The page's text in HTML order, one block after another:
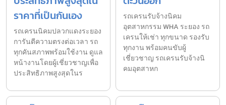
ราคาที่เป็นกันเอง
รถเครนนิคมปลวกแดงระยอง
การันตีความตรงต่อเวลา รถ
ทุกคันสภาพพร้อมใช้งาน ดูแล
หน้างานโดยผู้เชี่ยวชาญเพื่อ
ประสิทธิภาพสูงสุดในร
รถเครนรับจ้างนิคม
อุตสาหกรรม WHA ระยอง รถ
เครนให้เช่า ทุกขนาด รองรับ
ทุกงาน พร้อมคนขับผู้
เชี่ยวชาญ รถเครนรับจ้างนิ
คมอุตสาหก